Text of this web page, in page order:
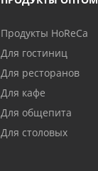
Продукты HoReCa
Для гостиниц
Для ресторанов
Для кафе
Для общепита
Для столовых